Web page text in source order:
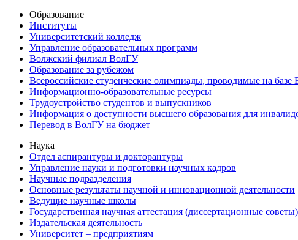
Образование
Институты
Университетский колледж
Управление образовательных программ
Волжский филиал ВолГУ
Образование за рубежом
Всероссийские студенческие олимпиады, проводимые на базе
Информационно-образовательные ресурсы
Трудоустройство студентов и выпускников
Информация о доступности высшего образования для
Перевод в ВолГУ на бюджет
Наука
Отдел аспирантуры и докторантуры
Управление науки и подготовки научных кадров
Научные подразделения
Основные результаты научной и инновационной деятельности
Ведущие научные школы
Государственная научная аттестация (диссертационные советы)
Издательская деятельность
Университет – предприятиям